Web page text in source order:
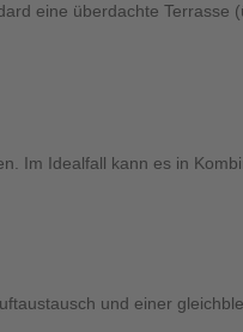
eine überdachte Terrasse
Im Idealfall kann es in
und einer